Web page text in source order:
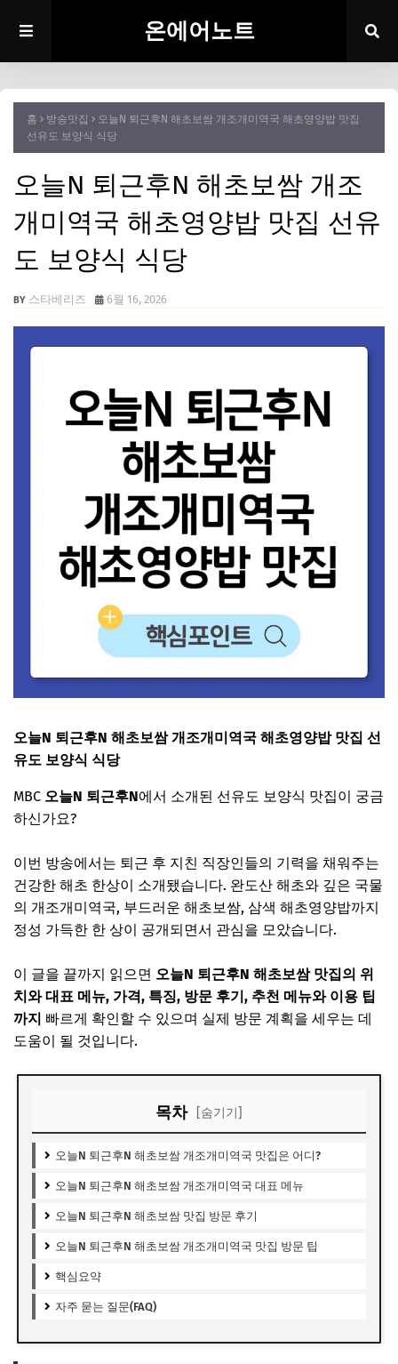
온에어노트
홈 방송맛집
오늘N 퇴근후N 해초보쌈 개조개미역국 해초영양밥 맛집
선유도 보양식 식당
오늘N 퇴근후N 해초보쌈 개조
개미역국 해초영양밥 맛집 선유
도 보양식 식당
스타베리즈 6월 16, 2026
오늘N 퇴근후N 해초보쌈 개조개미역국 해초영양밥 맛집 선
유도 보양식 식당
MBC 오늘N 퇴근후N에서 소개된 선유도 보양식 맛집이 궁금
하신가요?
이번 방송에서는 퇴근 후 지친 직장인들의 기력을 채워주는
건강한 해초 한상이 소개됐습니다. 완도산 해초와 깊은 국물
의 개조개미역국, 부드러운 해초보쌈, 삼색 해초영양밥까지
정성 가득한 한 상이 공개되면서 관심을 모았습니다.
이 글을 끝까지 읽으면 오늘N 퇴근후N 해초보쌈 맛집의 위
치와 대표 메뉴, 가격, 특징, 방문 후기, 추천 메뉴와 이용 팁
까지 빠르게 확인할 수 있으며 실제 방문 계획을 세우는 데
도움이 될 것입니다.
목차 [숨기기]
오늘N 퇴근후N 해초보쌈 개조개미역국 맛집은 어디?
오늘N 퇴근후N 해초보쌈 개조개미역국 대표 메뉴
오늘N 퇴근후N 해초보쌈 맛집 방문 후기
오늘N 퇴근후N 해초보쌈 개조개미역국 맛집 방문 팁
핵심요약
자주 묻는 질문(FAQ)